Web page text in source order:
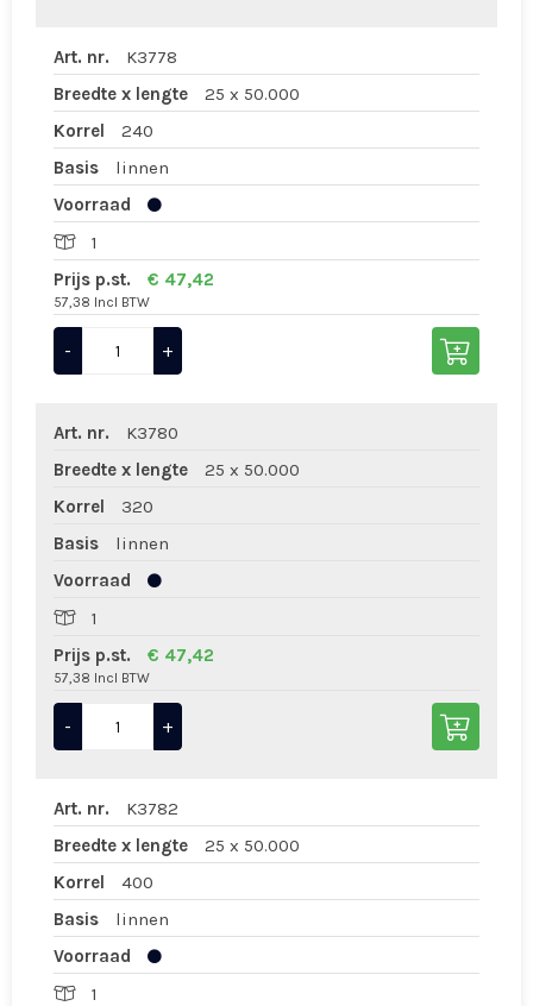
Art. nr.
K3778
Breedte x lengte
25 x 50.000
Korrel
240
Basis
linnen
Voorraad
1
Prijs p.st.
€ 47,42
57,38 Incl BTW
- +
Art. nr.
K3780
Breedte x lengte
25 x 50.000
Korrel
320
Basis
linnen
Voorraad
1
Prijs p.st.
€ 47,42
57,38 Incl BTW
- +
Art. nr.
K3782
Breedte x lengte
25 x 50.000
Korrel
400
Basis
linnen
Voorraad
1